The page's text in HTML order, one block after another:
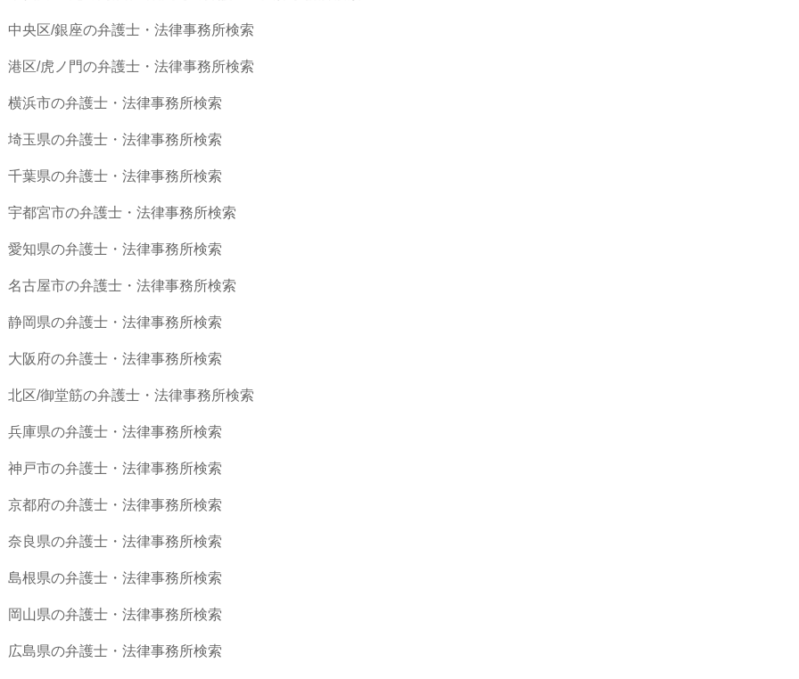
中央区/銀座の弁護士・法律事務所検索
港区/虎ノ門の弁護士・法律事務所検索
横浜市の弁護士・法律事務所検索
埼玉県の弁護士・法律事務所検索
千葉県の弁護士・法律事務所検索
宇都宮市の弁護士・法律事務所検索
愛知県の弁護士・法律事務所検索
名古屋市の弁護士・法律事務所検索
静岡県の弁護士・法律事務所検索
大阪府の弁護士・法律事務所検索
北区/御堂筋の弁護士・法律事務所検索
兵庫県の弁護士・法律事務所検索
神戸市の弁護士・法律事務所検索
京都府の弁護士・法律事務所検索
奈良県の弁護士・法律事務所検索
島根県の弁護士・法律事務所検索
岡山県の弁護士・法律事務所検索
広島県の弁護士・法律事務所検索